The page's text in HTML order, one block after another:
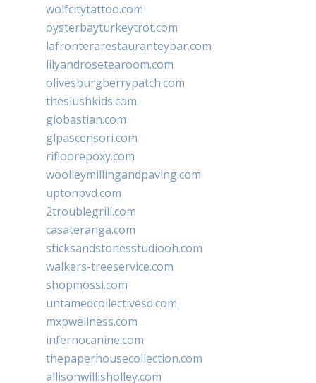
wolfcitytattoo.com
oysterbayturkeytrot.com
lafronterarestauranteybar.com
lilyandrosetearoom.com
olivesburgberrypatch.com
theslushkids.com
giobastian.com
glpascensori.com
rifloorepoxy.com
woolleymillingandpaving.com
uptonpvd.com
2troublegrill.com
casateranga.com
sticksandstonesstudiooh.com
walkers-treeservice.com
shopmossi.com
untamedcollectivesd.com
mxpwellness.com
infernocanine.com
thepaperhousecollection.com
allisonwillisholley.com